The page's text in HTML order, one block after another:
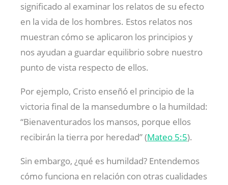
significado al examinar los relatos de su efecto
en la vida de los hombres. Estos relatos nos
muestran cómo se aplicaron los principios y
nos ayudan a guardar equilibrio sobre nuestro
punto de vista respecto de ellos.
Por ejemplo, Cristo enseñó el principio de la
victoria final de la mansedumbre o la humildad:
“Bienaventurados los mansos, porque ellos
recibirán la tierra por heredad” (Mateo 5:5).
Sin embargo, ¿qué es humildad? Entendemos
cómo funciona en relación con otras cualidades